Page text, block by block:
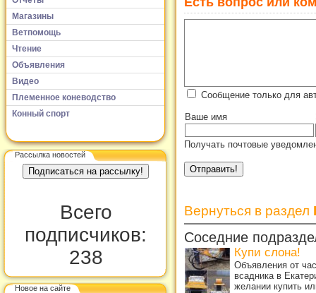
Магазины
Ветпомощь
Чтение
Объявления
Видео
Племенное коневодство
Конный спорт
Рассылка новостей
Всего
подписчиков:
238
Новое на сайте
Сообщение только для
Ваше имя
Получать почтовые
Вернуться в раздел
Соседние
Купи слона!
Объявления от
всадника в
желании купить